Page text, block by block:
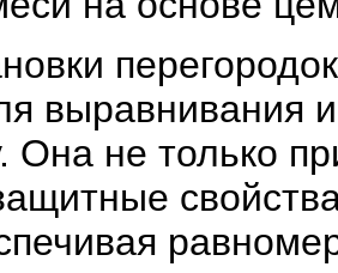
выравнивания
Она не только